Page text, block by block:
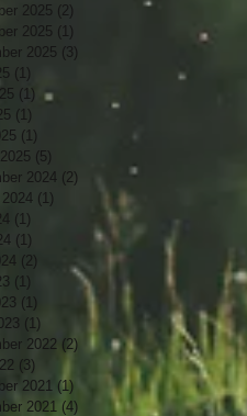
2025 (2)
2025 (1)
2025 (3)
(1)
(1) 1 Beitrag
(1)
(1)
(5)
2024 (2) 2 Beiträge
(1)
(1)
(1)
(2)
(1) 1 Beitrag
(1)
(1)
2022 (2) 2 Beiträge
(3) 3 Beiträge
2021 (1) 1 Beitrag
2021 (4) 4 Beiträge